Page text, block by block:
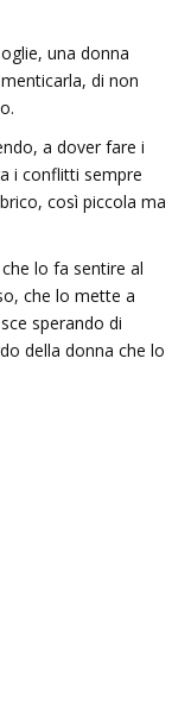
una donna
di non
a dover fare i
i conflitti sempre
così piccola ma
lo fa sentire al
che lo mette a
sperando di
della donna che lo